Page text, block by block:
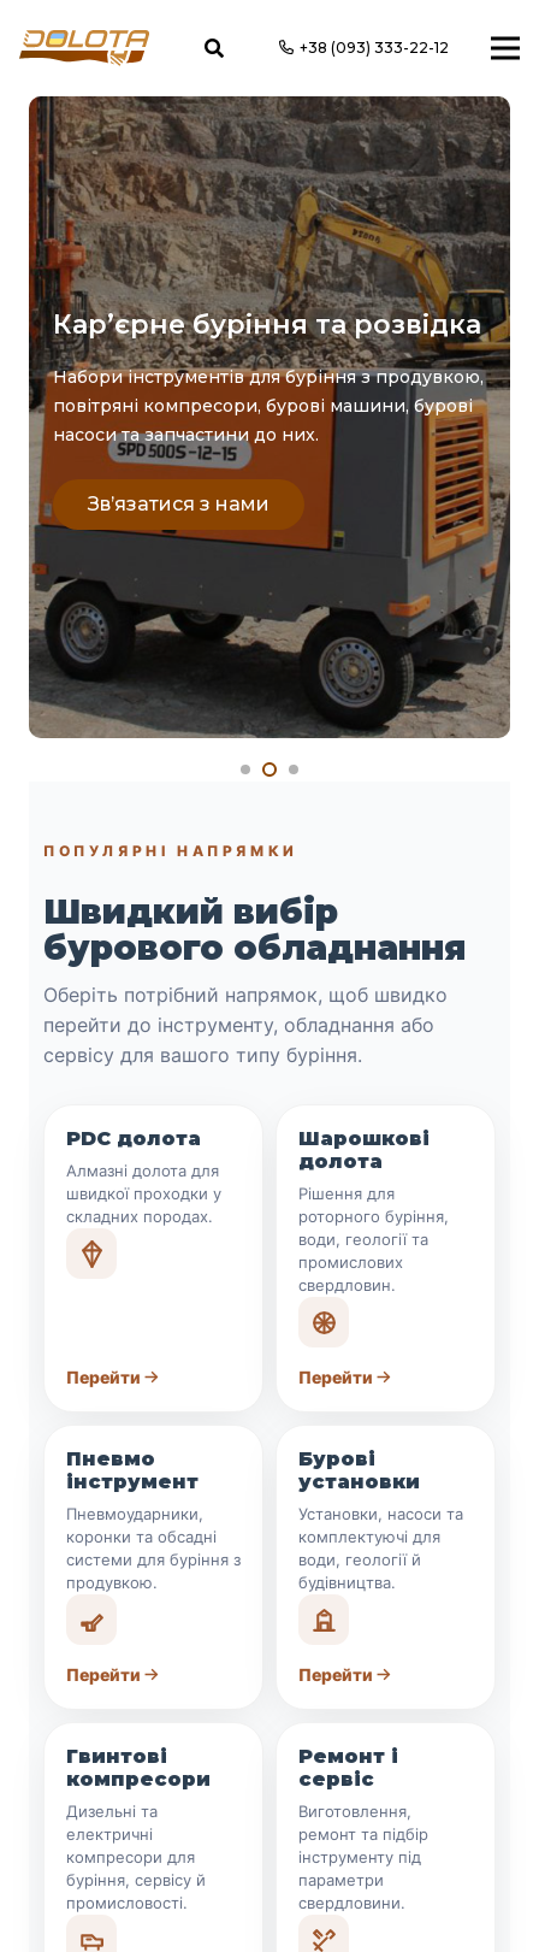
+38 (093) 333-22-12
Кар’єрне буріння та розвідка
Набори інструментів для буріння з продувкою,
повітряні компресори, бурові машини, бурові
насоси та запчастини до них.
Зв’язатися з нами
ПОПУЛЯРНІ НАПРЯМКИ
Швидкий вибір
бурового обладнання
Оберіть потрібний напрямок, щоб швидко
перейти до інструменту, обладнання або
сервісу для вашого типу буріння.
PDC долота
Алмазні долота для
швидкої проходки у
складних породах.
Перейти
Шарошкові
долота
Рішення для
роторного буріння,
води, геології та
промислових
свердловин.
Перейти
Пневмо
інструмент
Пневмоударники,
коронки та обсадні
системи для буріння з
продувкою.
Перейти
Бурові
установки
Установки, насоси та
комплектуючі для
води, геології й
будівництва.
Перейти
Гвинтові
компресори
Дизельні та
електричні
компресори для
буріння, сервісу й
промисловості.
Ремонт і
сервіс
Виготовлення,
ремонт та підбір
інструменту під
параметри
свердловини.